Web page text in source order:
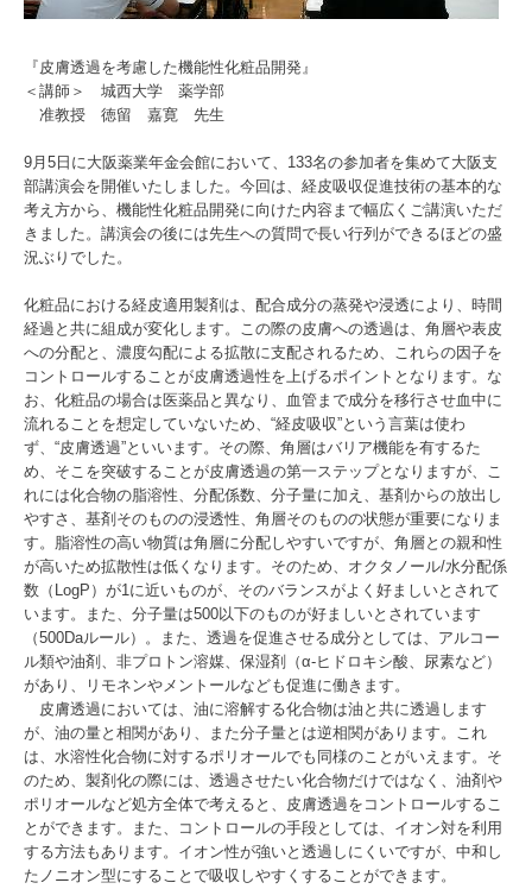
『皮膚透過を考慮した機能性化粧品開発』
＜講師＞ 城西大学 薬学部
准教授 徳留 嘉寛 先生
9月5日に大阪薬業年金会館において、133名の参加者を集めて大阪支
部講演会を開催いたしました。今回は、経皮吸収促進技術の基本的な
考え方から、機能性化粧品開発に向けた内容まで幅広くご講演いただ
きました。講演会の後には先生への質問で長い行列ができるほどの盛
況ぶりでした。
化粧品における経皮適用製剤は、配合成分の蒸発や浸透により、時間
経過と共に組成が変化します。この際の皮膚への透過は、角層や表皮
への分配と、濃度勾配による拡散に支配されるため、これらの因子を
コントロールすることが皮膚透過性を上げるポイントとなります。な
お、化粧品の場合は医薬品と異なり、血管まで成分を移行させ血中に
流れることを想定していないため、“経皮吸収”という言葉は使わ
ず、“皮膚透過”といいます。その際、角層はバリア機能を有するた
め、そこを突破することが皮膚透過の第一ステップとなりますが、こ
れには化合物の脂溶性、分配係数、分子量に加え、基剤からの放出し
やすさ、基剤そのものの浸透性、角層そのものの状態が重要になりま
す。脂溶性の高い物質は角層に分配しやすいですが、角層との親和性
が高いため拡散性は低くなります。そのため、オクタノール/水分配係
数（LogP）が1に近いものが、そのバランスがよく好ましいとされて
います。また、分子量は500以下のものが好ましいとされています
（500Daルール）。また、透過を促進させる成分としては、アルコー
ル類や油剤、非プロトン溶媒、保湿剤（α-ヒドロキシ酸、尿素など）
があり、リモネンやメントールなども促進に働きます。
皮膚透過においては、油に溶解する化合物は油と共に透過します
が、油の量と相関があり、また分子量とは逆相関があります。これ
は、水溶性化合物に対するポリオールでも同様のことがいえます。そ
のため、製剤化の際には、透過させたい化合物だけではなく、油剤や
ポリオールなど処方全体で考えると、皮膚透過をコントロールするこ
とができます。また、コントロールの手段としては、イオン対を利用
する方法もあります。イオン性が強いと透過しにくいですが、中和し
たノニオン型にすることで吸収しやすくすることができます。